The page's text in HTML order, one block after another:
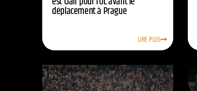
déplacement à Prague
LIRE PLUS